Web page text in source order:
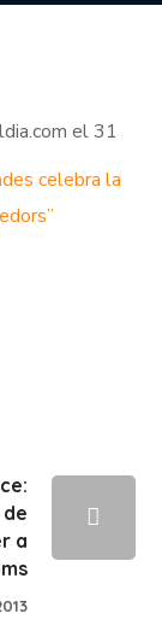
el 31
celebra la
a